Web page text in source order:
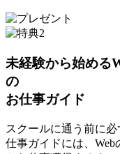
未経験から始める
の
お仕事ガイド
スクールに通う前に
仕事ガイドには、